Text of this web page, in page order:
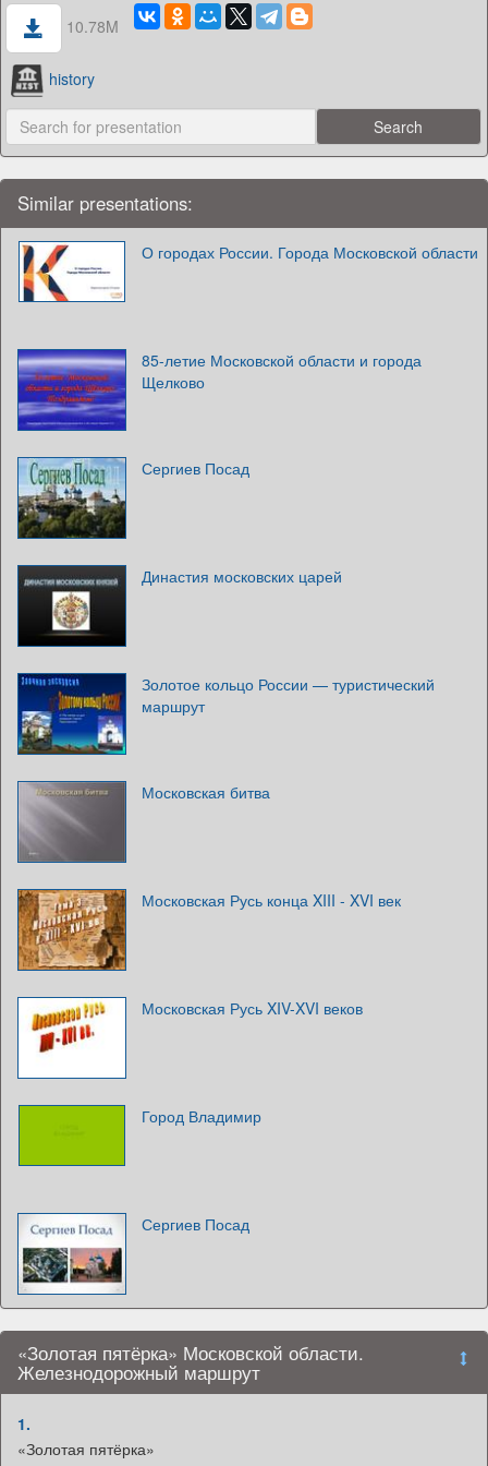
10.78M
history
Similar presentations:
О городах России. Города Московской области
85-летие Московской области и города
Щелково
Сергиев Посад
Династия московских царей
Золотое кольцо России — туристический
маршрут
Московская битва
Московская Русь конца XIII - XVI век
Московская Русь XIV-XVI веков
Город Владимир
Сергиев Посад
«Золотая пятёрка» Московской области.
Железнодорожный маршрут
1.
«Золотая пятёрка»